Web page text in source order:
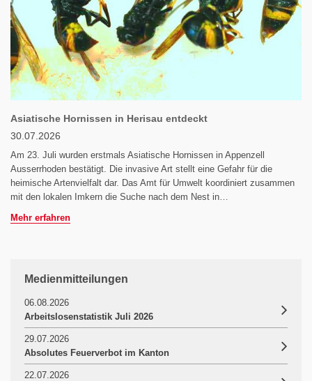
Asiatische Hornissen in Herisau entdeckt
30.07.2026
Am 23. Juli wurden erstmals Asiatische Hornissen in Appenzell
Ausserrhoden bestätigt. Die invasive Art stellt eine Gefahr für die
heimische Artenvielfalt dar. Das Amt für Umwelt koordiniert zusammen
mit den lokalen Imkern die Suche nach dem Nest in…
Mehr erfahren
Medienmitteilungen
06.08.2026
Arbeitslosenstatistik Juli 2026
29.07.2026
Absolutes Feuerverbot im Kanton
22.07.2026